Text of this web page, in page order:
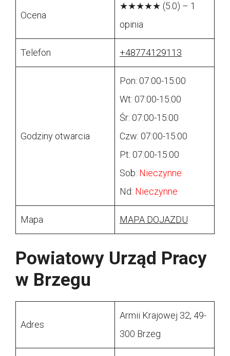
Ocena
★★★★★ (5.0) – 1
opinia
Telefon +48774129113
Godziny otwarcia
Pon: 07:00-15:00
Wt: 07:00-15:00
Śr: 07:00-15:00
Czw: 07:00-15:00
Pt: 07:00-15:00
Sob: Nieczynne
Nd: Nieczynne
Mapa MAPA DOJAZDU
Powiatowy Urząd Pracy
w Brzegu
Adres
Armii Krajowej 32, 49-
300 Brzeg